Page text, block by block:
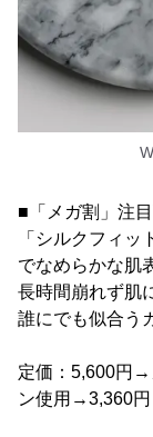
■「メガ割」注
「シルクフィ
でなめらかな肌
長時間崩れず肌
誰にでも似合う
定価：5,600円
ン使用→3,360円